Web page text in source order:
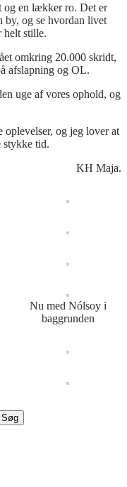
og en lækker ro. Det er
by, og se hvordan livet
helt stille.
omkring 20.000 skridt,
afslapning og OL.
uge af vores ophold, og
oplevelser, og jeg lover at
stykke tid.
KH Maja.
Nu med Nólsoy i
baggrunden